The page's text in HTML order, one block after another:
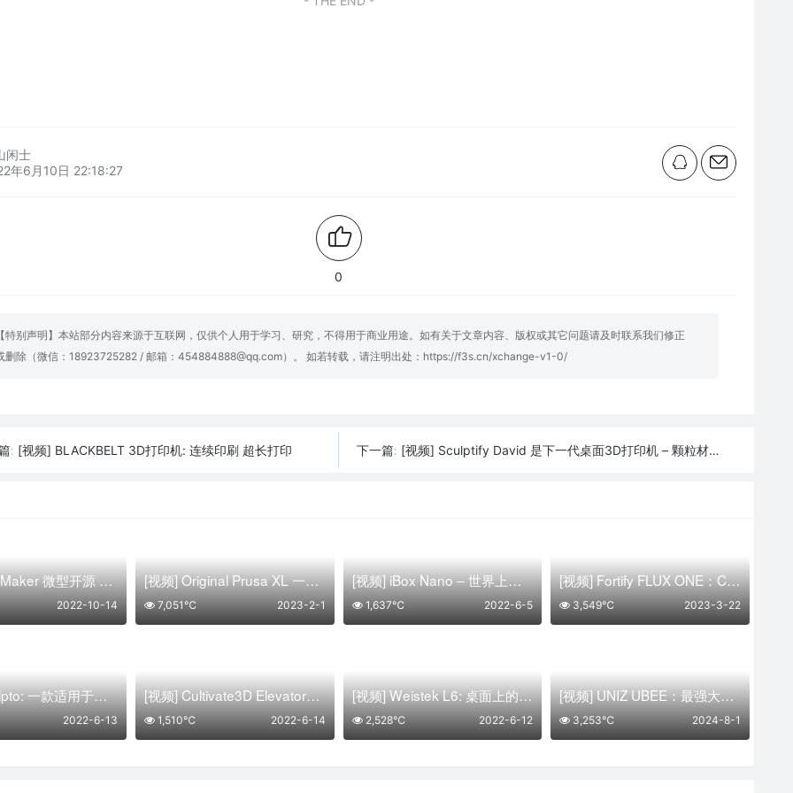
闲士
年6月10日 22:18:27
0
特别声明】本站部分内容来源于互联网，仅供个人用于学习、研究，不得用于商业用途。如有关于文章内容、版权或其它问题请及时联系我们修正
删除（微信：18923725282 / 邮箱：454884888@qq.com）。 如若转载，请注明出处： https://f3s.cn/xchange-v1-0/
: [视频] BLACKBELT 3D打印机: 连续印刷 超长打印 下一篇: [视频] Sculptify David 是下一代桌面3D打印机 – 颗粒材料打印
[视频] TinyMaker 微型开源 光固化3D打印机
2022-10-14
[视频] Original Prusa XL 一款配备5个独立工具头大型CoreXY 3D打印机
2023-2-1
7,051℃
[视频] iBox Nano – 世界上最小、最便宜的光固化3D打印机
2022-6-5
1,637℃
[视频] Fortify FLUX ONE：CKM碳纤维增强聚合物复合材料DLP树脂3D打印机
2023-3-22
3,549℃
[视频] Sculpto: 一款适用于家庭的3D打印机和应用程序
2022-6-13
[视频] Cultivate3D Elevator：大型多材料 3D打印机
2022-6-14
1,510℃
[视频] Weistek L6: 桌面上的下一代 2K LCD 3D 打印机
2022-6-12
2,528℃
[视频] UNIZ UBEE：最强大的牙科3D打印机
2024-8-1
3,253℃